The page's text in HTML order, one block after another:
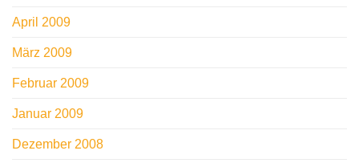
April 2009
März 2009
Februar 2009
Januar 2009
Dezember 2008